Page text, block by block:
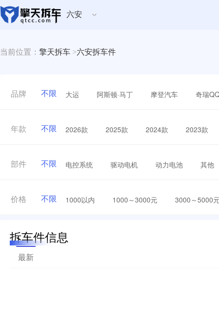
六安
当前位置： 擎天拆车 >六安拆车件
品牌 不限 大运 阿斯顿·马丁 摩登汽车 奇瑞
年款 不限 2026款 2025款 2024款 2023款
部件 不限 电控系统 驱动电机 动力电池 其他
价格 不限 1000以内 1000～3000元 3000～5000
拆车件信息
最新